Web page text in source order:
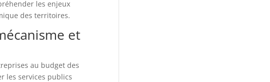
les enjeux
des territoires.
et
au budget des
les services publics